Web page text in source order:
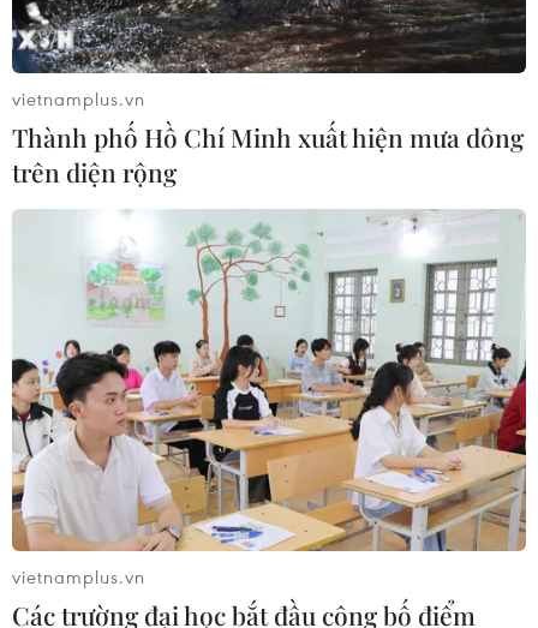
TIN CÙNG CHUYÊN MỤC
WHO lên tiếng sau vụ phá hủy kho
vật tư y tế tại Ukraine
09/08/2026 15:11
Cơ hội và bài toán chính sách cho
vietnamplus.vn
Thành phố Hồ Chí Minh xuất hiện mưa dông
trên diện rộng
vietnamplus.vn
Các trường đại học bắt đầu công bố điểm